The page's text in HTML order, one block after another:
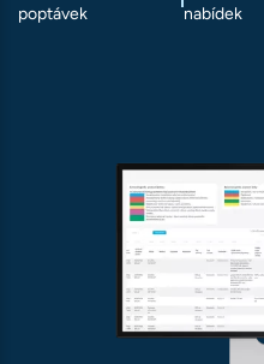
poptávek nabídek